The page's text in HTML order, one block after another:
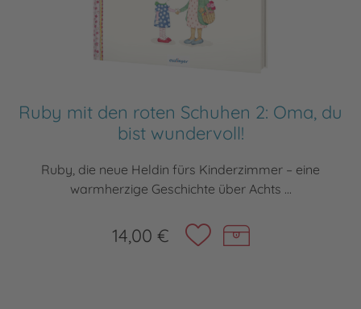
Ruby mit den roten Schuhen 2: Oma, du
bist wundervoll!
Ruby, die neue Heldin fürs Kinderzimmer – eine
warmherzige Geschichte über Achts ...
14,00 €